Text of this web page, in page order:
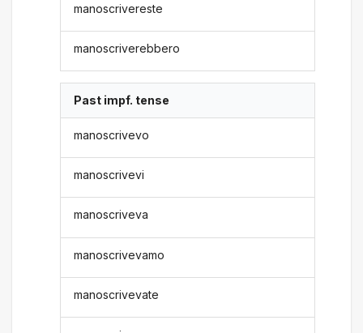
manoscrivereste
manoscriverebbero
Past impf. tense
manoscrivevo
manoscrivevi
manoscriveva
manoscrivevamo
manoscrivevate